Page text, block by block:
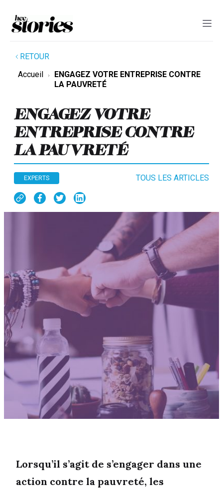
RETOUR
Accueil
ENGAGEZ VOTRE ENTREPRISE CONTRE
LA PAUVRETÉ
ENGAGEZ VOTRE
ENTREPRISE CONTRE
LA PAUVRETÉ
EXPERTS TOUS LES ARTICLES
Lorsqu’il s’agit de s’engager dans une
action contre la pauvreté, les